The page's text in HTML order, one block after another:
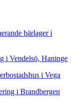
bärlager i
i Vendelsö, Haninge
i Vega
i Brandbergen